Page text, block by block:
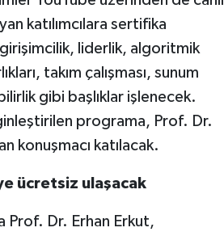
katılımcılara sertifika
liderlik, algoritmik
takım çalışması, sunum
gibi başlıklar işlenecek.
programa, Prof. Dr.
konuşmacı katılacak.
ücretsiz ulaşacak
Prof. Dr. Erhan Erkut,